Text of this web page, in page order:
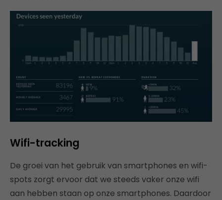
Wifi-tracking
De groei van het gebruik van smartphones en wifi-
spots zorgt ervoor dat we steeds vaker onze wifi
aan hebben staan op onze smartphones. Daardoor